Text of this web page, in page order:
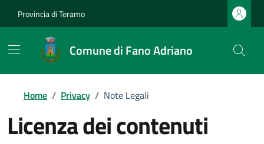
Provincia di Teramo
Comune di Fano Adriano
Home / Privacy / Note Legali
Licenza dei contenuti